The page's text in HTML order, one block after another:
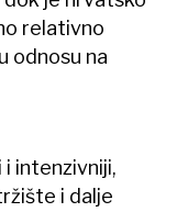
relativno
odnosu na
intenzivniji,
i dalje